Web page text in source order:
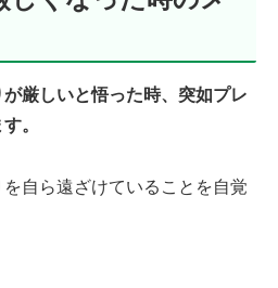
厳しいと悟った時、突如プレ
。
自ら遠ざけていることを自覚